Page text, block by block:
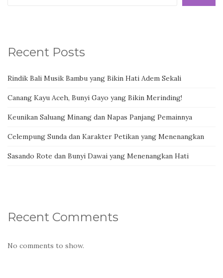
Recent Posts
Rindik Bali Musik Bambu yang Bikin Hati Adem Sekali
Canang Kayu Aceh, Bunyi Gayo yang Bikin Merinding!
Keunikan Saluang Minang dan Napas Panjang Pemainnya
Celempung Sunda dan Karakter Petikan yang Menenangkan
Sasando Rote dan Bunyi Dawai yang Menenangkan Hati
Recent Comments
No comments to show.